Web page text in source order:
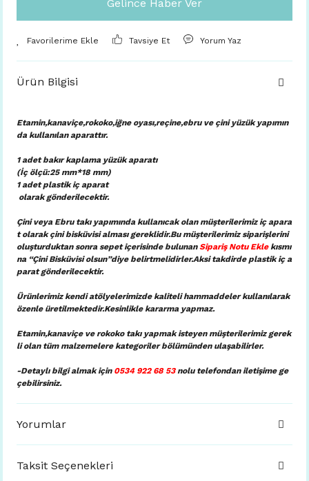
Gelince Haber Ver
Tavsiye Et Yorum Yaz
Ürün Bilgisi
Etamin,kanaviçe,rokoko,iğne oyası,reçine,ebru ve çini yüzük yapımın
da kullanılan aparattır.
1 adet bakır kaplama yüzük aparatı
(İç ölçü:25 mm*18 mm)
1 adet plastik iç aparat
olarak gönderilecektir.
Çini veya Ebru takı yapımında kullanıcak olan müşterilerimiz iç apara
t olarak çini bisküvisi alması gereklidir.Bu müşterilerimiz siparişlerini
oluşturduktan sonra sepet içerisinde bulunanSipariş Notu Eklekısmı
na “Çini Bisküvisi olsun”diye belirtmelidirler.Aksi takdirde plastik iç a
parat gönderilecektir.
Ürünlerimiz kendi atölyelerimizde kaliteli hammaddeler kullanılarak
özenle üretilmektedir.Kesinlikle kararma yapmaz.
Etamin,kanaviçe ve rokoko takı yapmak isteyen müşterilerimiz gerek
li olan tüm malzemelere kategoriler bölümünden ulaşabilirler.
-Detaylı bilgi almak için 0534 922 68 53nolu telefondan iletişime ge
çebilirsiniz.
Yorumlar
Taksit Seçenekleri